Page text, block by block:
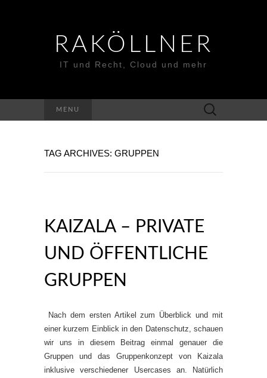
RAKÖLLNER
IT und Recht, Cloud und mehr
MENU
Suchen
nach:
TAG ARCHIVES: GRUPPEN
KAIZALA – PRIVATE
UND ÖFFENTLICHE
GRUPPEN
Nach dem ersten Artikel zum Überblick und mit
einer kurzem Einblick in den Datenschutz, schauen
wir uns in diesem Beitrag einmal genauer die
Gruppen und das Gruppenkonzept von Kaizala
inklusive verschiedener Usercases an. Natürlich